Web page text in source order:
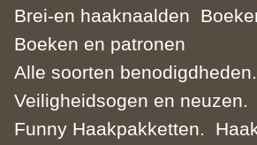
Brei-en haaknaalden
Boeken en patronen
Alle soorten benodigdheden.
Veiligheidsogen en neuzen.
Funny Haakpakketten.